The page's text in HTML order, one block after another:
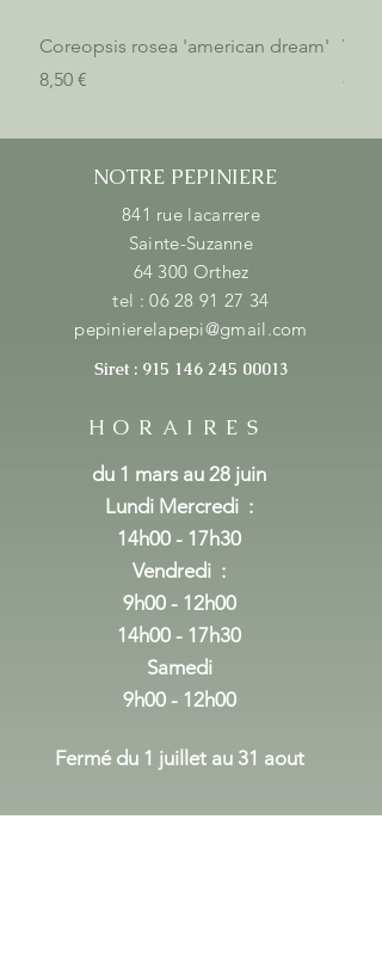
Coreopsis rosea 'american dream'
Prix
8,50 €
Prix
8,50 €
NOTRE PEPINIERE
841 rue lacarrere
Sainte-Suzanne
64 300 Orthez
tel :06 28 91 27 34
pepinierelapepi@gmail.com
Siret : 915 146 245 00013
du 1 mars au 28 juin
Lundi Mercredi :
14h00 - 17h30
Vendredi :
9h00 - 12h00
14h00 - 17h30
Samedi
9h00 - 12h00
HORAIRES
Fermé du 1 juillet au 31 aout